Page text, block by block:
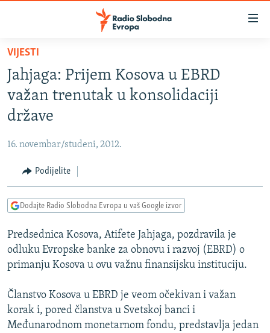
Pređite
glavni
sadržaj
Pređite
na
glavnu
Pređite
na
pretragu
VIJESTI
BOSNA I HERCEGOVINA
SRBIJA
CRNA GORA
VIZUELNO
INFOGRAFIKE
RAT U UKRAJINI
KINA NA BALKANU
RSE PRIČE IZ SVIJETA
DNEVNO@RSE
SPECIJALI RSE
VIJESTI
Jahjaga: Prijem Kosova u EBRD
važan trenutak u konsolidaciji
države
16. novembar/studeni, 2012.
Podijelite
Dodajte Radio Slobodna Evropa u vaš Google izvor
Predsednica Kosova, Atifete Jahjaga, pozdravila je
odluku Evropske banke za obnovu i razvoj (EBRD) o
primanju Kosova u ovu važnu finansijsku instituciju.
Članstvo Kosova u EBRD je veom očekivan i važan
korak i, pored članstva u Svetskoj banci i
Međunarodnom monetarnom fondu, predstavlja jedan